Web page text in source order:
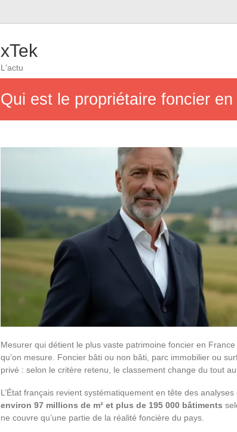
xTek
L'actu
Qui est le propriétaire foncier
Mesurer qui détient le plus vaste patrimoine foncier en France
qu’on mesure. Foncier bâti ou non bâti, parc immobilier ou
privé : selon le critère retenu, le classement change du tout au
L’État français revient systématiquement en tête des
environ 97 millions de m² et plus de 195 000 bâtiments
ne couvre qu’une partie de la réalité foncière du pays.